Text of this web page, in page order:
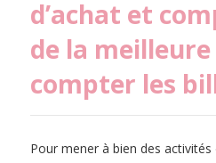
d’achat et
de la
compter les
Pour mener à bien des